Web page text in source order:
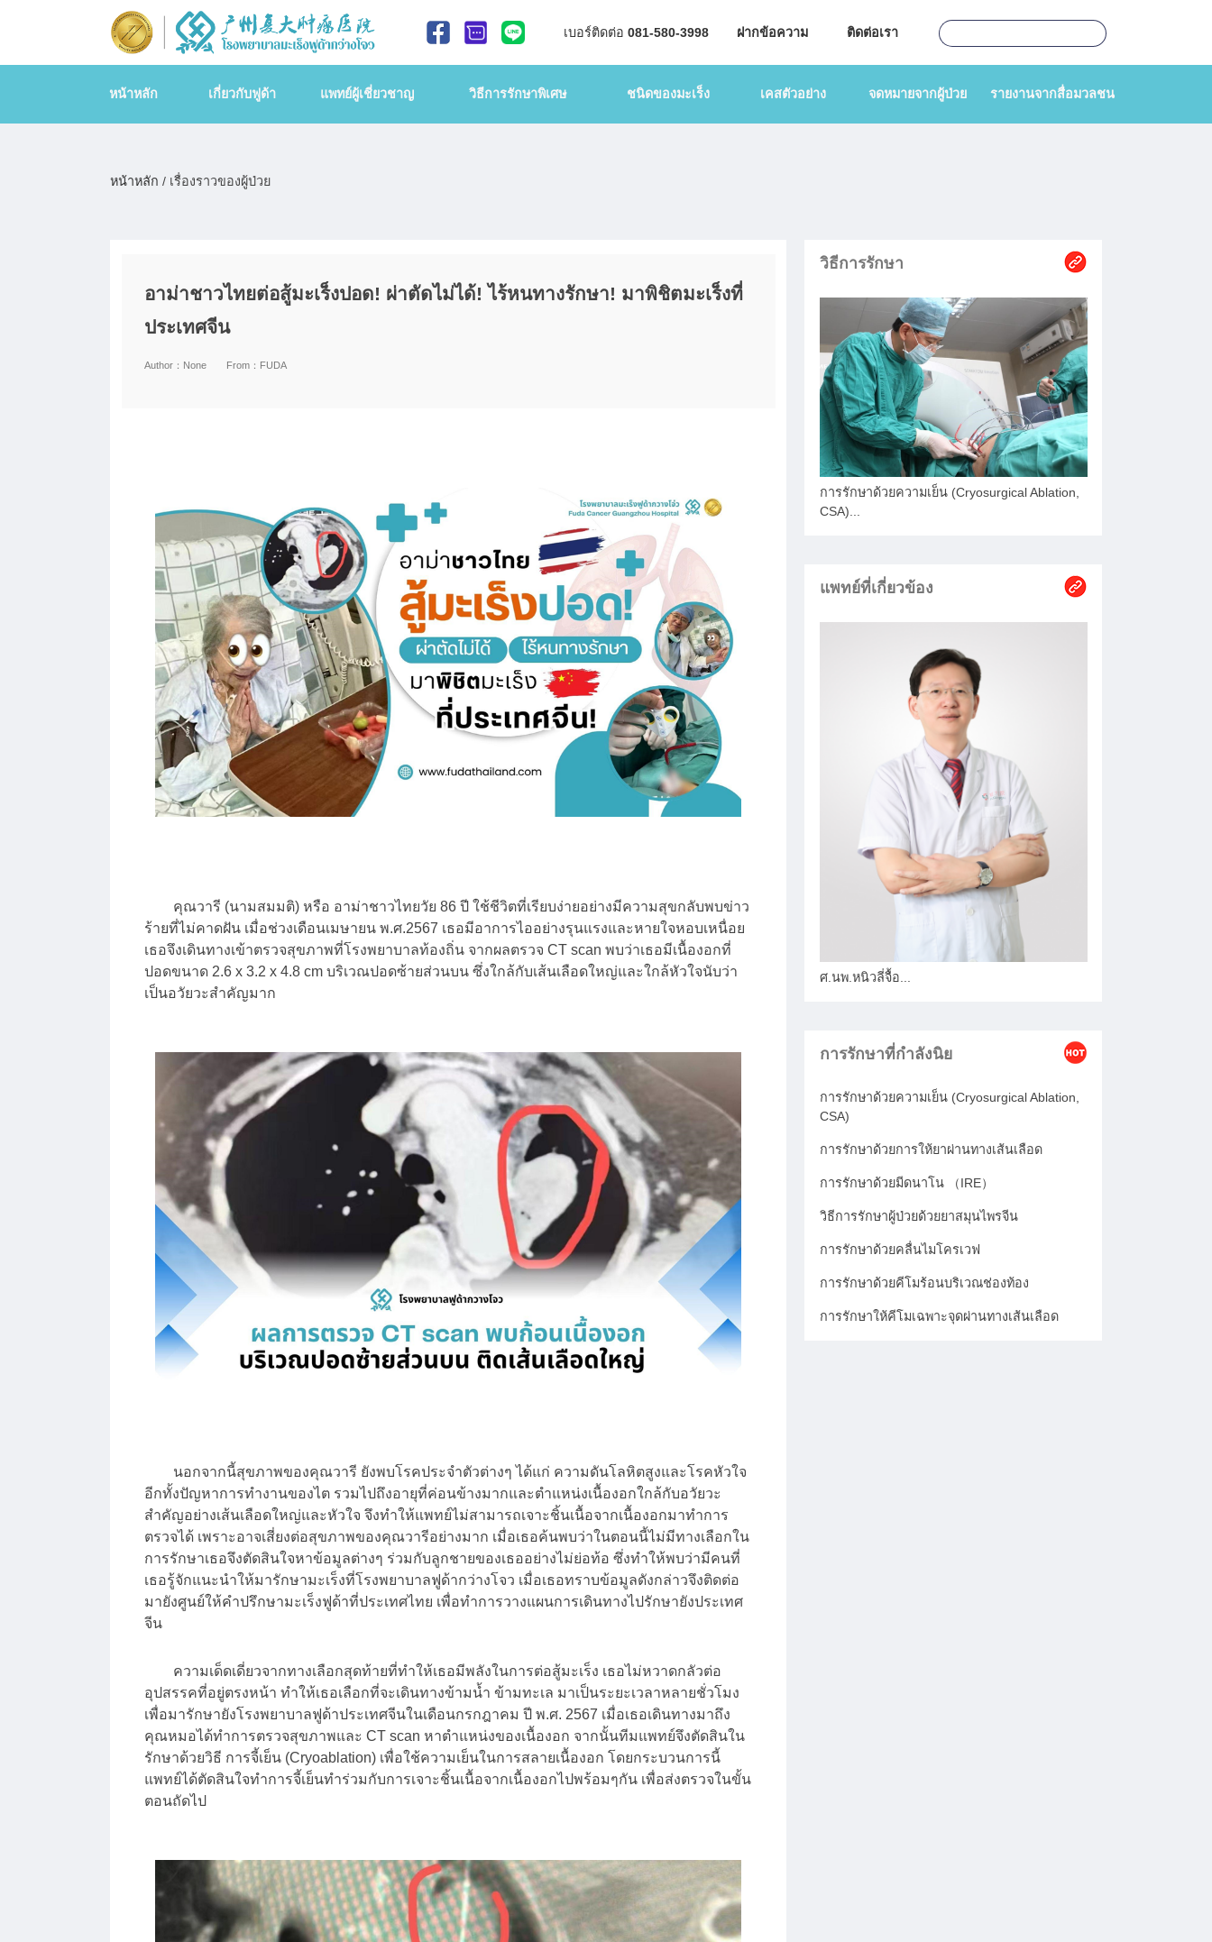
เบอร์ติดต่อ 081-580-3998 ฝากข้อความ ติดต่อเรา
หน้าหลัก เกี่ยวกับฟูด้า แพทย์ผู้เชี่ยวชาญ วิธีการรักษาพิเศษ ชนิดของมะเร็ง เคสตัวอย่าง จดหมายจากผู้ป่วย รายงานจากสื่อมวลชน
หน้าหลัก / เรื่องราวของผู้ป่วย
อาม่าชาวไทยต่อสู้มะเร็งปอด! ผ่าตัดไม่ได้! ไร้หนทางรักษา! มาพิชิตมะเร็งที่
ประเทศจีน
Author： None From： FUDA
คุณวารี (นามสมมติ) หรือ อาม่าชาวไทยวัย 86 ปี ใช้ชีวิตที่เรียบง่ายอย่างมีความสุขกลับพบข่าว
ร้ายที่ไม่คาดฝัน เมื่อช่วงเดือนเมษายน พ.ศ.2567 เธอมีอาการไออย่างรุนแรงและหายใจหอบเหนื่อย
เธอจึงเดินทางเข้าตรวจสุขภาพที่โรงพยาบาลท้องถิ่น จากผลตรวจ CT scan พบว่าเธอมีเนื้องอกที่
ปอดขนาด 2.6 x 3.2 x 4.8 cm บริเวณปอดซ้ายส่วนบน ซึ่งใกล้กับเส้นเลือดใหญ่และใกล้หัวใจนับว่า
เป็นอวัยวะสำคัญมาก
นอกจากนี้สุขภาพของคุณวารี ยังพบโรคประจำตัวต่างๆ ได้แก่ ความดันโลหิตสูงและโรคหัวใจ
อีกทั้งปัญหาการทำงานของไต รวมไปถึงอายุที่ค่อนข้างมากและตำแหน่งเนื้องอกใกล้กับอวัยวะ
สำคัญอย่างเส้นเลือดใหญ่และหัวใจ จึงทำให้แพทย์ไม่สามารถเจาะชิ้นเนื้อจากเนื้องอกมาทำการ
ตรวจได้ เพราะอาจเสี่ยงต่อสุขภาพของคุณวารีอย่างมาก เมื่อเธอค้นพบว่าในตอนนี้ไม่มีทางเลือกใน
การรักษาเธอจึงตัดสินใจหาข้อมูลต่างๆ ร่วมกับลูกชายของเธออย่างไม่ย่อท้อ ซึ่งทำให้พบว่ามีคนที่
เธอรู้จักแนะนำให้มารักษามะเร็งที่โรงพยาบาลฟูด้ากว่างโจว เมื่อเธอทราบข้อมูลดังกล่าวจึงติดต่อ
มายังศูนย์ให้คำปรึกษามะเร็งฟูด้าที่ประเทศไทย เพื่อทำการวางแผนการเดินทางไปรักษายังประเทศ
จีน
ความเด็ดเดี่ยวจากทางเลือกสุดท้ายที่ทำให้เธอมีพลังในการต่อสู้มะเร็ง เธอไม่หวาดกลัวต่อ
อุปสรรคที่อยู่ตรงหน้า ทำให้เธอเลือกที่จะเดินทางข้ามน้ำ ข้ามทะเล มาเป็นระยะเวลาหลายชั่วโมง
เพื่อมารักษายังโรงพยาบาลฟูด้าประเทศจีนในเดือนกรกฎาคม ปี พ.ศ. 2567 เมื่อเธอเดินทางมาถึง
คุณหมอได้ทำการตรวจสุขภาพและ CT scan หาตำแหน่งของเนื้องอก จากนั้นทีมแพทย์จึงตัดสินใน
รักษาด้วยวิธี การจี้เย็น (Cryoablation) เพื่อใช้ความเย็นในการสลายเนื้องอก โดยกระบวนการนี้
แพทย์ได้ตัดสินใจทำการจี้เย็นทำร่วมกับการเจาะชิ้นเนื้อจากเนื้องอกไปพร้อมๆกัน เพื่อส่งตรวจในขั้น
ตอนถัดไป
วิธีการรักษา
การรักษาด้วยความเย็น (Cryosurgical Ablation,
CSA)...
แพทย์ที่เกี่ยวข้อง
ศ.นพ.หนิวลี่จื้อ...
การรักษาที่กำลังนิย
การรักษาด้วยความเย็น (Cryosurgical Ablation,
CSA)
การรักษาด้วยการให้ยาผ่านทางเส้นเลือด
การรักษาด้วยมีดนาโน （IRE）
วิธีการรักษาผู้ป่วยด้วยยาสมุนไพรจีน
การรักษาด้วยคลื่นไมโครเวฟ
การรักษาด้วยคีโมร้อนบริเวณช่องท้อง
การรักษาให้คีโมเฉพาะจุดผ่านทางเส้นเลือด